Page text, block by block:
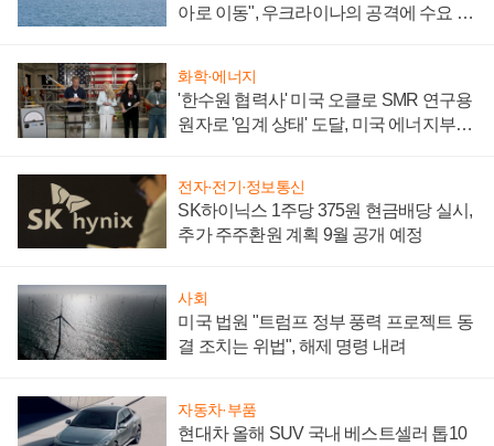
아로 이동", 우크라이나의 공격에 수요 늘
화학·에너지
'한수원 협력사' 미국 오클로 SMR 연구용
원자로 '임계 상태' 도달, 미국 에너지부
전자·전기·정보통신
SK하이닉스 1주당 375원 현금배당 실시,
추가 주주환원 계획 9월 공개 예정
사회
미국 법원 "트럼프 정부 풍력 프로젝트 동
결 조치는 위법", 해제 명령 내려
자동차·부품
현대차 올해 SUV 국내 베스트셀러 톱10